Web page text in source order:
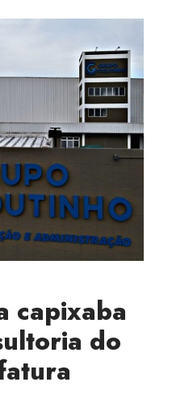
capixaba
do